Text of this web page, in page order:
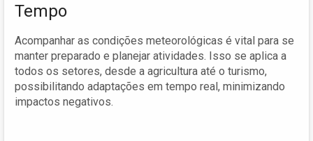
Tempo
Acompanhar as condições meteorológicas é vital para se
manter preparado e planejar atividades. Isso se aplica a
todos os setores, desde a agricultura até o turismo,
possibilitando adaptações em tempo real, minimizando
impactos negativos.